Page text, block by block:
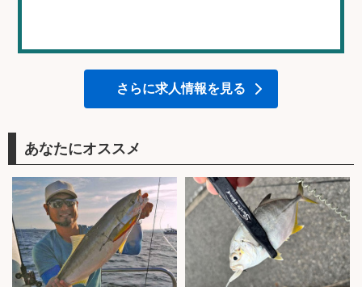
さらに求人情報を見る
あなたにオススメ